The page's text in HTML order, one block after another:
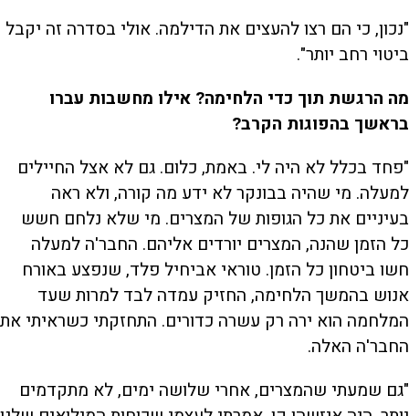
"נכון, כי הם רצו להעצים את הדילמה. אולי בסדרה זה יקבל
ביטוי רחב יותר".
מה הרגשת תוך כדי הלחימה? אילו מחשבות עברו
בראשך בהפוגות הקרב?
"פחד בכלל לא היה לי. באמת, כלום. גם לא אצל החיילים
למעלה. מי שהיה בבונקר לא ידע מה קורה, ולא ראה
בעיניים את כל הגופות של המצרים. מי שלא נלחם חשש
כל הזמן שהנה, המצרים יורדים אליהם. החבר'ה למעלה
חשו ביטחון כל הזמן. טוראי אביחיל פלד, שנפצע באורח
אנוש בהמשך הלחימה, החזיק עמדה לבד למרות שעד
המלחמה הוא ירה רק עשרה כדורים. התחזקתי כשראיתי את
החבר'ה האלה.
"גם שמעתי שהמצרים, אחרי שלושה ימים, לא מתקדמים